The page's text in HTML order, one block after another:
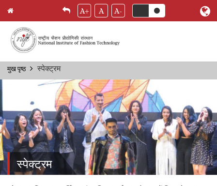
Skip
main
content
A+ A A-
Breadcrumb
मुख पृष्ठ स्पेक्ट्रम
स्पेक्ट्रम